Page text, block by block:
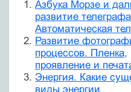
Азбука Морзе и
развитие
Автоматическая
Развитие
процессов. Пленка,
проявление и
Энергия. Какие
виды энергии